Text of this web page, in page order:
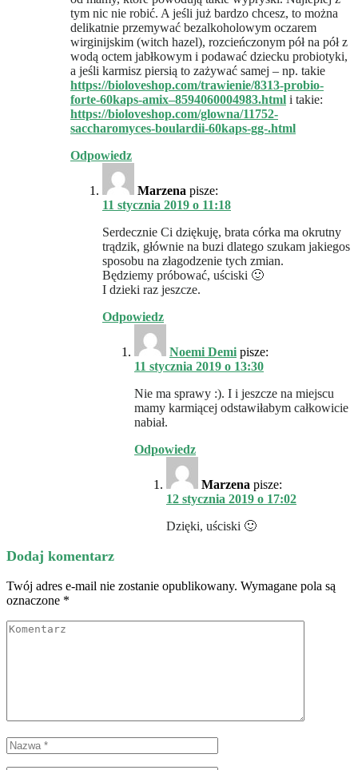
tym nic nie robić. A jeśli już bardzo chcesz, to można
delikatnie przemywać bezalkoholowym oczarem
wirginijskim (witch hazel), rozcieńczonym pół na pół z
wodą octem jabłkowym i podawać dziecku probiotyki,
a jeśli karmisz piersią to zażywać samej – np. takie
https://bioloveshop.com/trawienie/8313-probio-
forte-60kaps-amix–8594060004983.html i takie:
https://bioloveshop.com/glowna/11752-
saccharomyces-boulardii-60kaps-gg-.html
Odpowiedz
Marzena pisze:
11 stycznia 2019 o 11:18
Serdecznie Ci dziękuję, brata córka ma okrutny
trądzik, głównie na buzi dlatego szukam jakiegos
sposobu na złagodzenie tych zmian.
Będziemy próbować, uściski 🙂
I dzieki raz jeszcze.
Odpowiedz
Noemi Demi pisze:
11 stycznia 2019 o 13:30
Nie ma sprawy :). I i jeszcze na miejscu
mamy karmiącej odstawiłabym całkowicie
nabiał.
Odpowiedz
Marzena pisze:
12 stycznia 2019 o 17:02
Dzięki, uściski 🙂
Dodaj komentarz
Twój adres e-mail nie zostanie opublikowany. Wymagane pola są
oznaczone *